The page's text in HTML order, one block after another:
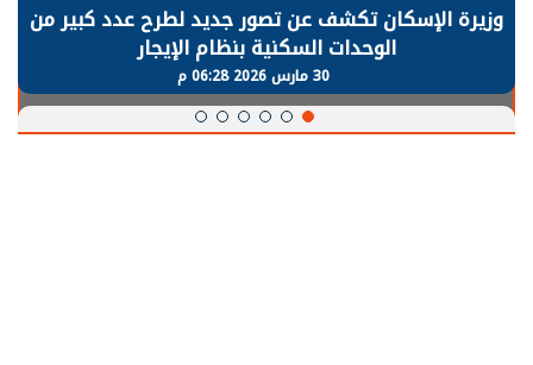
وزيرة الإسكان تكشف عن تصور جديد لطرح عدد كبير من
الوحدات السكنية بنظام الإيجار